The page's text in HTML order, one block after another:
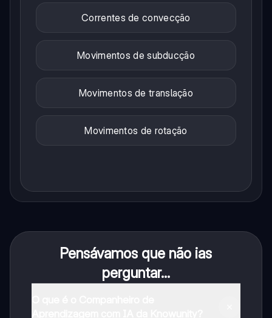
Correntes de convecção
Movimentos de subducção
Movimentos de translação
Movimentos de rotação
Pensávamos que não ias
perguntar...